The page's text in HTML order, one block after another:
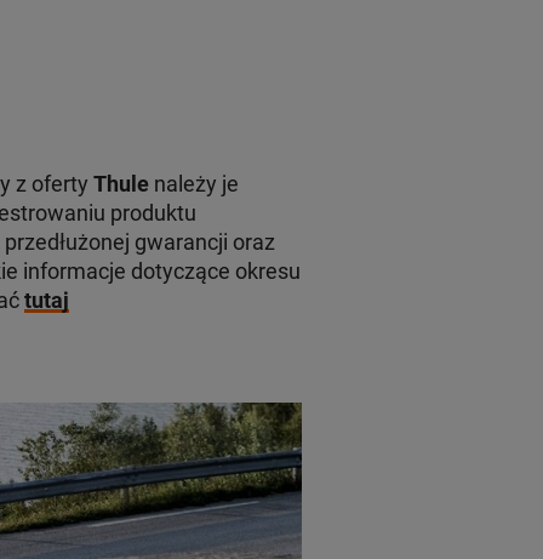
z oferty Thulenależy je
produktu
gwarancji oraz
informacje dotyczące okresu
tutaj